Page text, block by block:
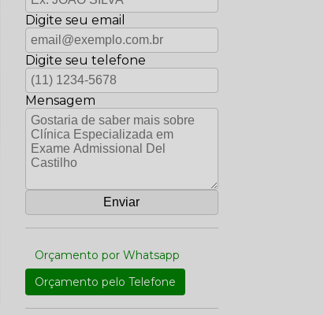
Digite seu email
Digite seu telefone
Mensagem
Orçamento por Whatsapp
Orçamento pelo Telefone